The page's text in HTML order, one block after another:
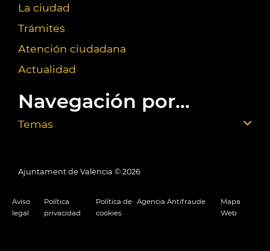
La ciudad
Trámites
Atención ciudadana
Actualidad
Navegación por...
Temas
Ajuntament de València © 2026
Aviso
legal
Política
privacidad
Política de
cookies
Agencia Antifraude
Mapa
Web